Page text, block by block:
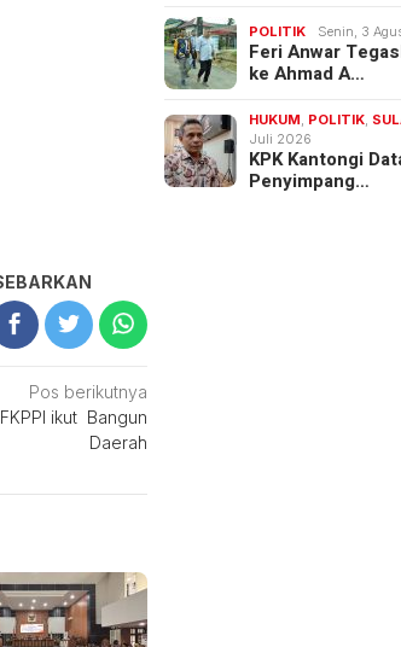
Pos berikutnya
ikut Bangun
Daerah
POLITIK Senin, 3
Feri Anwar
ke Ahmad A…
HUKUM POLITIK
Juli 2026
KPK Kantongi
Penyimpang…